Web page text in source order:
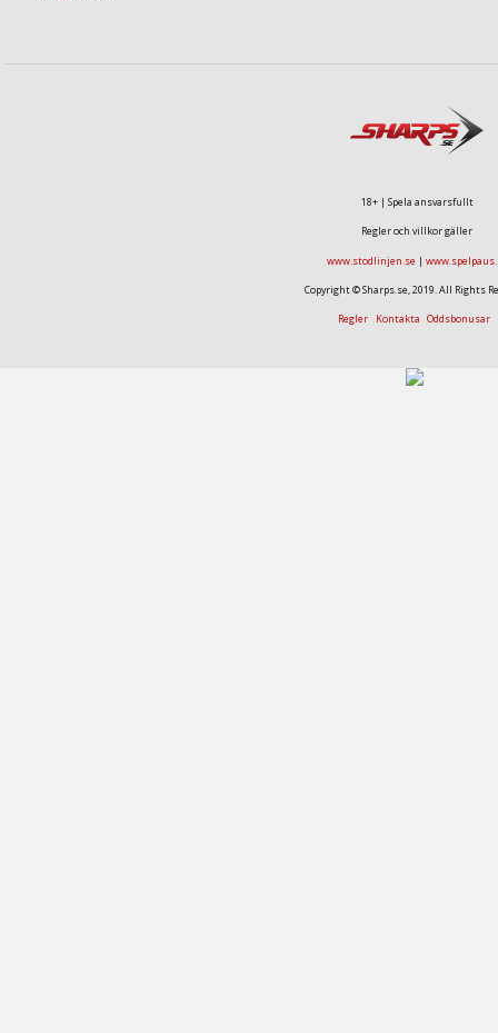
18+ | Spela ansvarsfullt
Regler och villkor gäller
www.stodlinjen.se |
Copyright © Sharps.se, 2019. All Rights
Regler Kontakta Oddsbonusar